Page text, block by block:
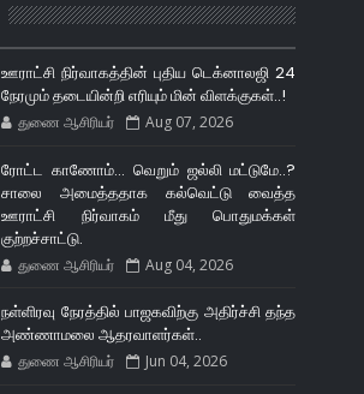
ஊராட்சி நிர்வாகத்தின் புதிய டெக்னாலஜி 24
நேரமும் தடையின்றி எரியும் மின் விளக்குகள்..!
துணை ஆசிரியர் Aug 07, 2026
ரோட்ட காணோம்... வெறும் ஜல்லி மட்டுமே..?
சாலை அமைத்ததாக கல்வெட்டு வைத்த
ஊராட்சி நிர்வாகம் மீது பொதுமக்கள்
குற்றச்சாட்டு.
துணை ஆசிரியர் Aug 04, 2026
நள்ளிரவு நேரத்தில் பாஜகவிற்கு அதிர்ச்சி தந்த
அண்ணாமலை ஆதரவாளர்கள்..
துணை ஆசிரியர் Jun 04, 2026